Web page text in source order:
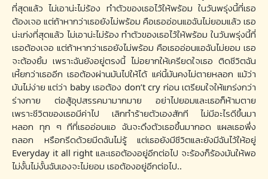
ที่สุดแล้ว ไม่เอาน่ะไม่ร้อง ทำตัวของเธอไว้ให้พร้อม ในวันพรุ่งนี้ที่เธอ
ต้องเจอ แต่ถ้าหากว่าเธอยังไม่พร้อม คือเธออ่อนแอฉันไม่ยอมแล้ว เธอ
น่ะเก่งที่สุดแล้ว ไม่เอาน่ะไม่ร้อง ทำตัวของเธอไว้ให้พร้อม ในวันพรุ่งนี้ที่
เธอต้องเจอ แต่ถ้าหากว่าเธอยังไม่พร้อม คือเธออ่อนแอฉันไม่ยอม เธอ
จะต้องยิ้ม เพราะฉันยังอยู่ตรงนี้ ไม่อยากให้เครียดใจเธอ ติดชีวิตฉัน
เหี้ยกว่าเธออีก เธอต้องผ่านมันไปให้ได้ แค่นี้มันคงไม่ตายหลอก แม้ว่า
มันไม่ง่าย แต่ว่า baby เธอต้อง don’t cry ก่อน เตรียมใจให้แกร่งกว่า
ร่างกาย ต่อสู้อุปสรรคมามากมาย อย่าไปยอมและเธอก็ห้ามตาย
เพราะชีวิตของเธอมีค่าไป เลิกทำร้ายตัวเองสักที ไม่มีอะไรดีขึ้นมา
หลอก ทุก ๆ ทีที่เธออ่อนแอ ฉันจะดึงตัวเธอขึ้นมากอด แผลเธอพึ่ง
ถลอก หรือกรีดด้วยมีดฉันไม่รู้ แต่เธอยังมีชีวิตและยังมีฉันไว้ให้อยู่
Everyday it all right และเธอต้องอยู่อีกต่อไป จะร้องก็ร้องมันให้พอ
ไม่งั้นไม่งั้นฉันเองจะไม่ยอม เธอต้องอยู่อีกต่อไป..